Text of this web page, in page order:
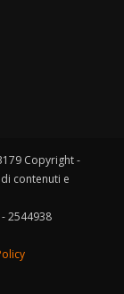
Copyright -
contenuti e
- 2544938